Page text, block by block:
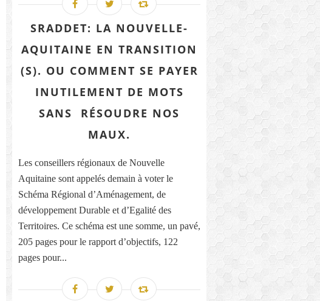
SRADDET: LA NOUVELLE-
AQUITAINE EN TRANSITION
(S). OU COMMENT SE PAYER
INUTILEMENT DE MOTS
SANS RÉSOUDRE NOS
MAUX.
Les conseillers régionaux de Nouvelle
Aquitaine sont appelés demain à voter le
Schéma Régional d’Aménagement, de
développement Durable et d’Egalité des
Territoires. Ce schéma est une somme, un pavé,
205 pages pour le rapport d’objectifs, 122
pages pour...